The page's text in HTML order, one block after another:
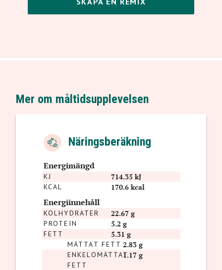
Mer om måltidsupplevelsen
Näringsberäkning
Energimängd
KJ 714.35 kJ
KCAL 170.6 kcal
Energiinnehåll
KOLHYDRATER 22.67 g
PROTEIN 5.2 g
FETT 5.31 g
MÄTTAT FETT 2.83 g
ENKELOMÄTTAT
FETT
1.17 g